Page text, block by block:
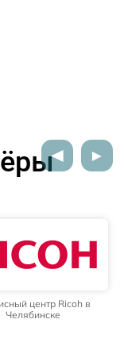
центр Ricoh в
Челябинске